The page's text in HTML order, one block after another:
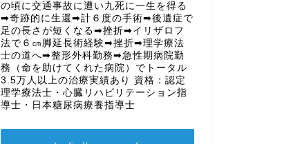
の頃に交通事故に遭い九死に一生を得る
➡奇跡的に生還➡計６度の手術➡後遺症で
足の長さが短くなる➡挫折➡イリザロフ
法で６㎝脚延長術経験➡挫折➡理学療法
士の道へ➡整形外科勤務➡急性期病院勤
務（命を助けてくれた病院）でトータル
3.5万人以上の治療実績あり 資格：認定
理学療法士・心臓リハビリテーション指
導士・日本糖尿病療養指導士